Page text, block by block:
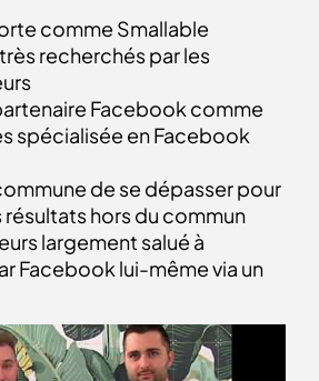
comme Smallable
recherchés par les
Facebook comme
spécialisée en Facebook
de se dépasser pour
hors du commun
largement salué à
Facebook lui-même via un